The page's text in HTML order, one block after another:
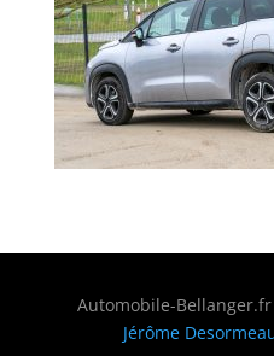
Automobile-
Jérôme